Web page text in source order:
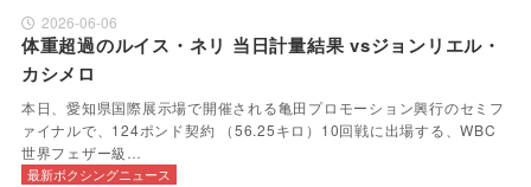
2026-06-06
体重超過のルイス・ネリ 当日計量結果 vsジョンリエル・
カシメロ
本日、愛知県国際展示場で開催される亀田プロモーション興行のセミフ
ァイナルで、124ポンド契約 （56.25キロ）10回戦に出場する、WBC
世界フェザー級…
最新ボクシングニュース